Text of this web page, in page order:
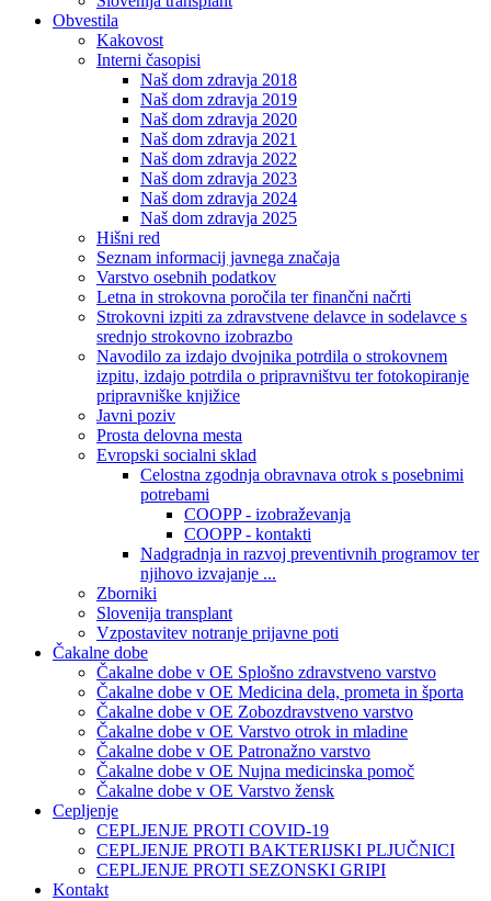
Obvestila
Kakovost
Interni časopisi
Naš dom zdravja 2018
Naš dom zdravja 2019
Naš dom zdravja 2020
Naš dom zdravja 2021
Naš dom zdravja 2022
Naš dom zdravja 2023
Naš dom zdravja 2024
Naš dom zdravja 2025
Hišni red
Seznam informacij javnega značaja
Varstvo osebnih podatkov
Letna in strokovna poročila ter finančni načrti
Strokovni izpiti za zdravstvene delavce in sodelavce s
srednjo strokovno izobrazbo
Navodilo za izdajo dvojnika potrdila o strokovnem
izpitu, izdajo potrdila o pripravništvu ter fotokopiranje
pripravniške knjižice
Javni poziv
Prosta delovna mesta
Evropski socialni sklad
Celostna zgodnja obravnava otrok s posebnimi
potrebami
COOPP - izobraževanja
COOPP - kontakti
Nadgradnja in razvoj preventivnih programov ter
njihovo izvajanje ...
Zborniki
Slovenija transplant
Vzpostavitev notranje prijavne poti
Čakalne dobe
Čakalne dobe v OE Splošno zdravstveno varstvo
Čakalne dobe v OE Medicina dela, prometa in športa
Čakalne dobe v OE Zobozdravstveno varstvo
Čakalne dobe v OE Varstvo otrok in mladine
Čakalne dobe v OE Patronažno varstvo
Čakalne dobe v OE Nujna medicinska pomoč
Čakalne dobe v OE Varstvo žensk
Cepljenje
CEPLJENJE PROTI COVID-19
CEPLJENJE PROTI BAKTERIJSKI PLJUČNICI
CEPLJENJE PROTI SEZONSKI GRIPI
Kontakt